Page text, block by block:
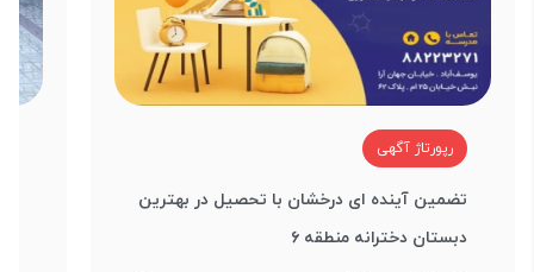
رپورتاژ آگهی
تضمین آینده ای درخشان با تحصیل در بهترین
دبستان دخترانه منطقه ۶